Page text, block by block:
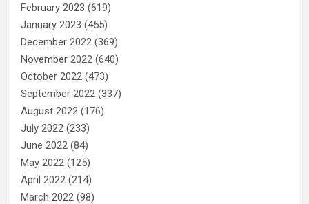
February 2023 (619)
January 2023 (455)
December 2022 (369)
November 2022 (640)
October 2022 (473)
September 2022 (337)
August 2022 (176)
July 2022 (233)
June 2022 (84)
May 2022 (125)
April 2022 (214)
March 2022 (98)